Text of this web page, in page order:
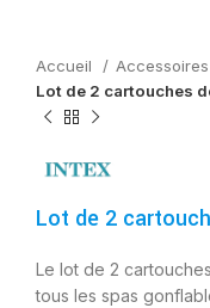
Accueil Accessoires
Lot de 2 cartouches
Lot de 2
Le lot de 2
tous les spas